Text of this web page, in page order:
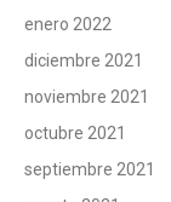
enero 2022
diciembre 2021
noviembre 2021
octubre 2021
septiembre 2021